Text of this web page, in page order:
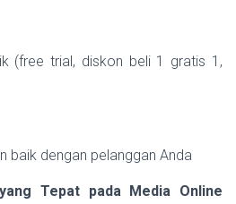
(free trial, diskon beli 1 gratis 1,
baik dengan pelanggan Anda
Tepat pada Media Online